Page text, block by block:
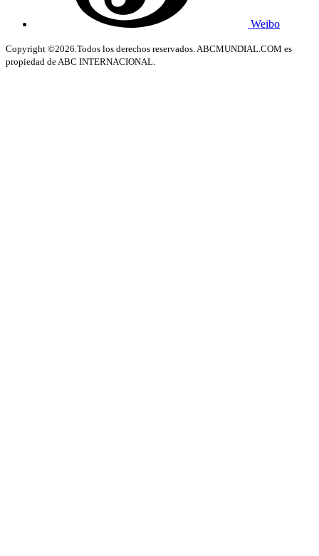
Weibo
Copyright ©2026.Todos los derechos reservados. ABCMUNDIAL.COM es
propiedad de ABC INTERNACIONAL.